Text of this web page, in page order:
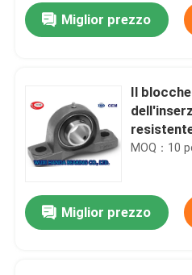
Miglior prezzo
Il
che
MOQ：10
Miglior prezzo